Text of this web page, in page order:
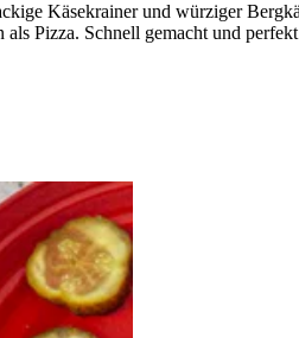
Käsekrainer und würziger
Pizza. Schnell gemacht und